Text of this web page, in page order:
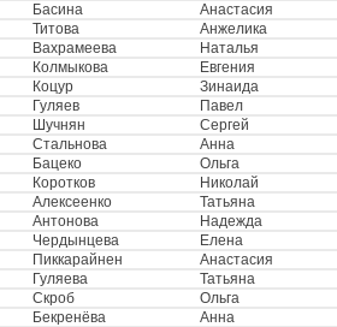
Басина
Анастасия
Титова
Анжелика
Вахрамеева
Наталья
Колмыкова
Евгения
Коцур
Зинаида
Гуляев
Павел
Шучнян
Сергей
Стальнова
Анна
Бацеко
Ольга
Коротков
Николай
Алексеенко
Татьяна
Антонова
Надежда
Чердынцева
Елена
Пиккарайнен
Анастасия
Гуляева
Татьяна
Скроб
Ольга
Бекренёва
Анна